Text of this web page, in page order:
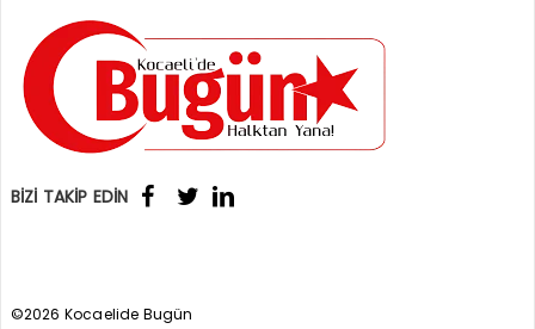
BİZİ TAKİP EDİN
©2026 Kocaelide Bugün